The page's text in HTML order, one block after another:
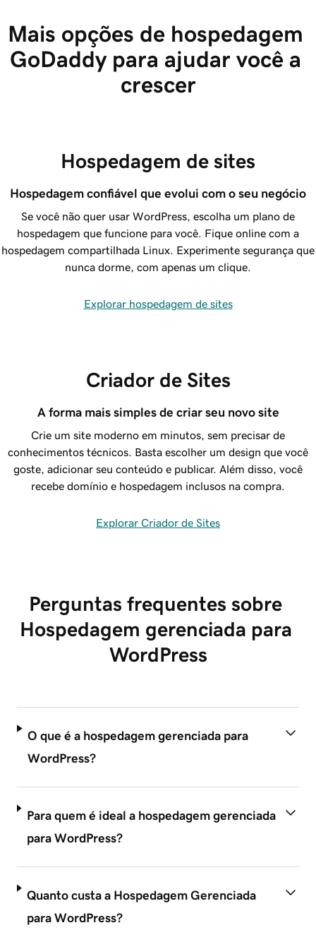
Mais opções de hospedagem
GoDaddy para ajudar você a
crescer
Hospedagem de sites
Hospedagem confiável que evolui com o seu negócio
Se você não quer usar WordPress, escolha um plano de
hospedagem que funcione para você. Fique online com a
hospedagem compartilhada Linux. Experimente segurança que
nunca dorme, com apenas um clique.
Explorar hospedagem de sites
Criador de Sites
A forma mais simples de criar seu novo site
Crie um site moderno em minutos, sem precisar de
conhecimentos técnicos. Basta escolher um design que você
goste, adicionar seu conteúdo e publicar. Além disso, você
recebe domínio e hospedagem inclusos na compra.
Explorar Criador de Sites
Perguntas frequentes sobre
Hospedagem gerenciada para
WordPress
O que é a hospedagem gerenciada para
WordPress?
Para quem é ideal a hospedagem gerenciada
para WordPress?
Quanto custa a Hospedagem Gerenciada
para WordPress?